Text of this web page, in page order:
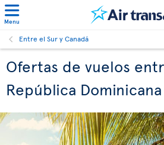
Menu
Entre el Sur y Canadá
Ofertas de vuelos
República